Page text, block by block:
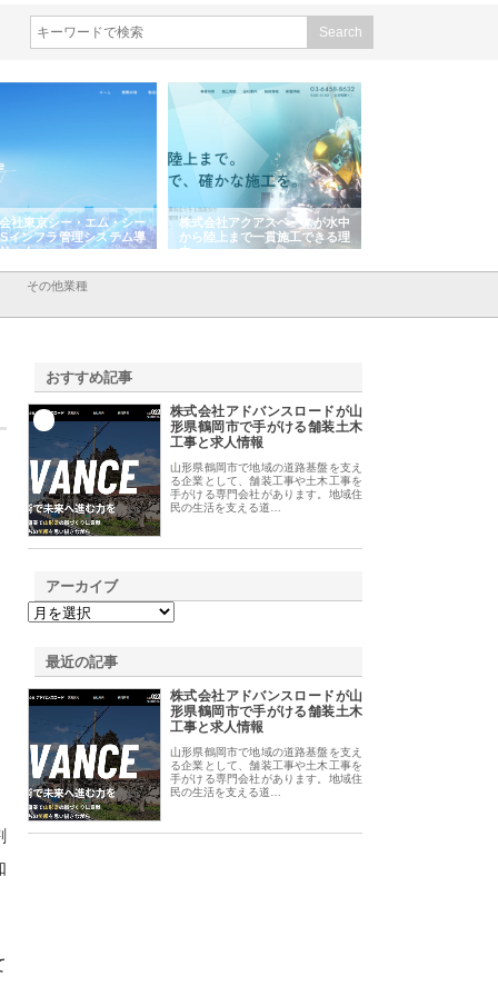
エム・シー
システム導
株式会社アクアスペースが水中
から陸上まで一貫施工できる理
由
株式会社地盤調査事務所が選ば
れ続ける理由と建設コンサルの
強み
その他業種
おすすめ記事
株式会社アドバンスロードが山
形県鶴岡市で手がける舗装土木
工事と求人情報
山形県鶴岡市で地域の道路基盤を支え
る企業として、舗装工事や土木工事を
手がける専門会社があります。地域住
民の生活を支える道…
アーカイブ
最近の記事
株式会社アドバンスロードが山
形県鶴岡市で手がける舗装土木
工事と求人情報
山形県鶴岡市で地域の道路基盤を支え
る企業として、舗装工事や土木工事を
手がける専門会社があります。地域住
民の生活を支える道…